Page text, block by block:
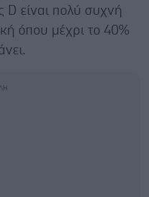
είναι πολύ συχνή
όπου μέχρι το 40%